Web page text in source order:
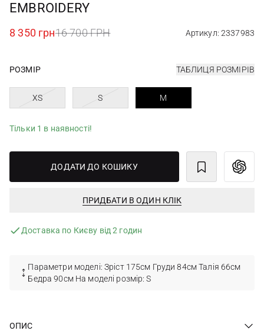
EMBROIDERY
8 350 грн16 700 ГРН Артикул: 2337983
РОЗМІР ТАБЛИЦЯ РОЗМІРІВ
XS S M
Тільки 1 в наявності!
ДОДАТИ ДО КОШИКУ
ПРИДБАТИ В ОДИН КЛІК
Доставка по Києву від 2 годин
Параметри моделі: Зріст 175см Груди 84см Талія 66см
Бедра 90см На моделі розмір: S
ОПИС